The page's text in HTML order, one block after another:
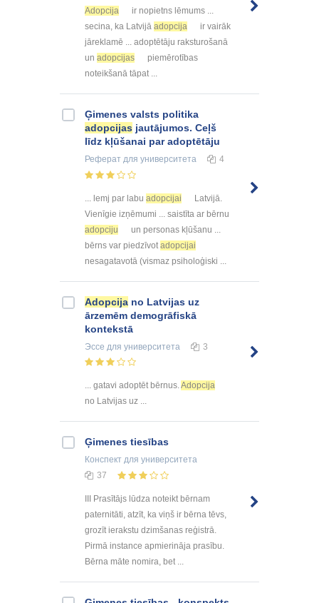
Adopcija
ir nopietns lēmums ...
secina, ka Latvijā adopcija
ir vairāk
jāreklamē ... adoptētāju raksturošanā
un adopcijas
piemērotības
noteikšanā tāpat ...
Ģimenes valsts politika
adopcijas jautājumos. Ceļš
līdz kļūšanai par adoptētāju
Реферат для университета 4
... lemj par labu adopcijai
Latvijā.
Vienīgie izņēmumi ... saistīta ar bērnu
adopciju
un personas kļūšanu ...
bērns var piedzīvot adopcijai
nesagatavotā (vismaz psiholoģiski ...
Adopcija no Latvijas uz
ārzemēm demogrāfiskā
kontekstā
Эссе для университета 3
... gatavi adoptēt bērnus.Adopcija
no Latvijas uz ...
Ģimenes tiesības
Конспект для университета
37
III Prasītājs lūdza noteikt bērnam
paternitāti, atzīt, ka viņš ir bērna tēvs,
grozīt ierakstu dzimšanas reģistrā.
Pirmā instance apmierināja prasību.
Bērna māte nomira, bet ...